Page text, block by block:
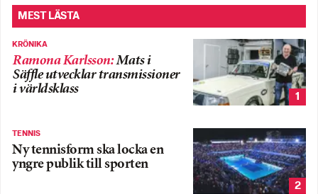
MEST LÄSTA
KRÖNIKA
Ramona Karlsson:Mats i
Säffle utvecklar transmissioner
i världsklass
1
TENNIS
Ny tennisform ska locka en
yngre publik till sporten
2